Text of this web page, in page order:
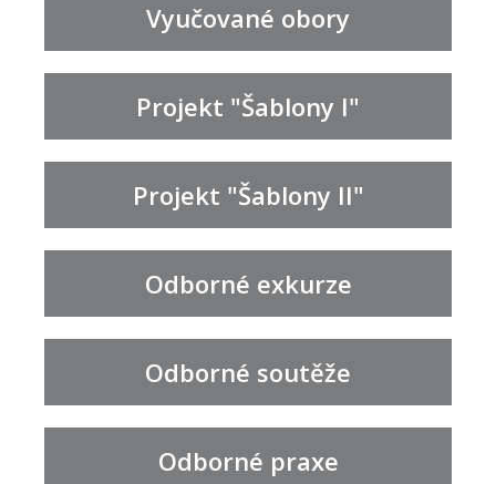
Vyučované obory
Projekt "Šablony I"
Projekt "Šablony II"
Odborné exkurze
Odborné soutěže
Odborné praxe